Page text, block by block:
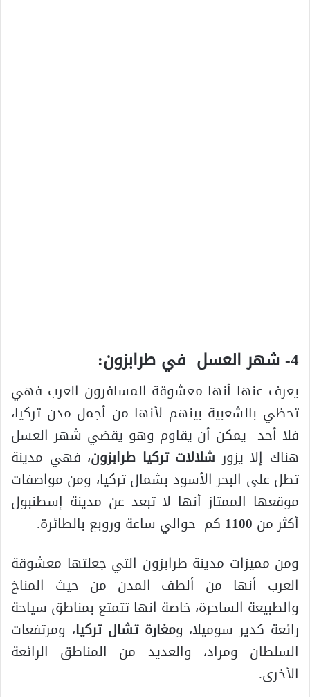
4- شهر العسل في طرابزون:
يعرف عنها أنها معشوقة المسافرون العرب فهي
تحظي بالشعبية بينهم لأنها من أجمل مدن تركيا،
فلا أحد يمكن أن يقاوم وهو يقضي شهر العسل
هناك إلا يزور شلالات تركيا طرابزون، فهي مدينة
تطل على البحر الأسود بشمال تركيا، ومن مواصفات
موقعها الممتاز أنها لا تبعد عن مدينة إسطنبول
أكثر من 1100 كم حوالي ساعة وروبع بالطائرة.
ومن مميزات مدينة طرابزون التي جعلتها معشوقة
العرب أنها من ألطف المدن من حيث المناخ
والطبيعة الساحرة، خاصة انها تتمتع بمناطق سياحة
رائعة كدير سوميلا، ومغارة تشال تركيا، ومرتفعات
السلطان ومراد، والعديد من المناطق الرائعة
الأخرى.